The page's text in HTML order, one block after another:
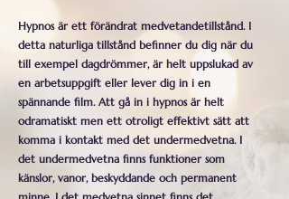
Hypnos är ett förändrat medvetandetillstånd. I
detta naturliga tillstånd befinner du dig när du
till exempel dagdrömmer, är helt uppslukad av
en arbetsuppgift eller lever dig in i en
spännande film. Att gå in i hypnos är helt
odramatiskt men ett otroligt effektivt sätt att
komma i kontakt med det undermedvetna. I
det undermedvetna finns funktioner som
känslor, vanor, beskyddande och permanent